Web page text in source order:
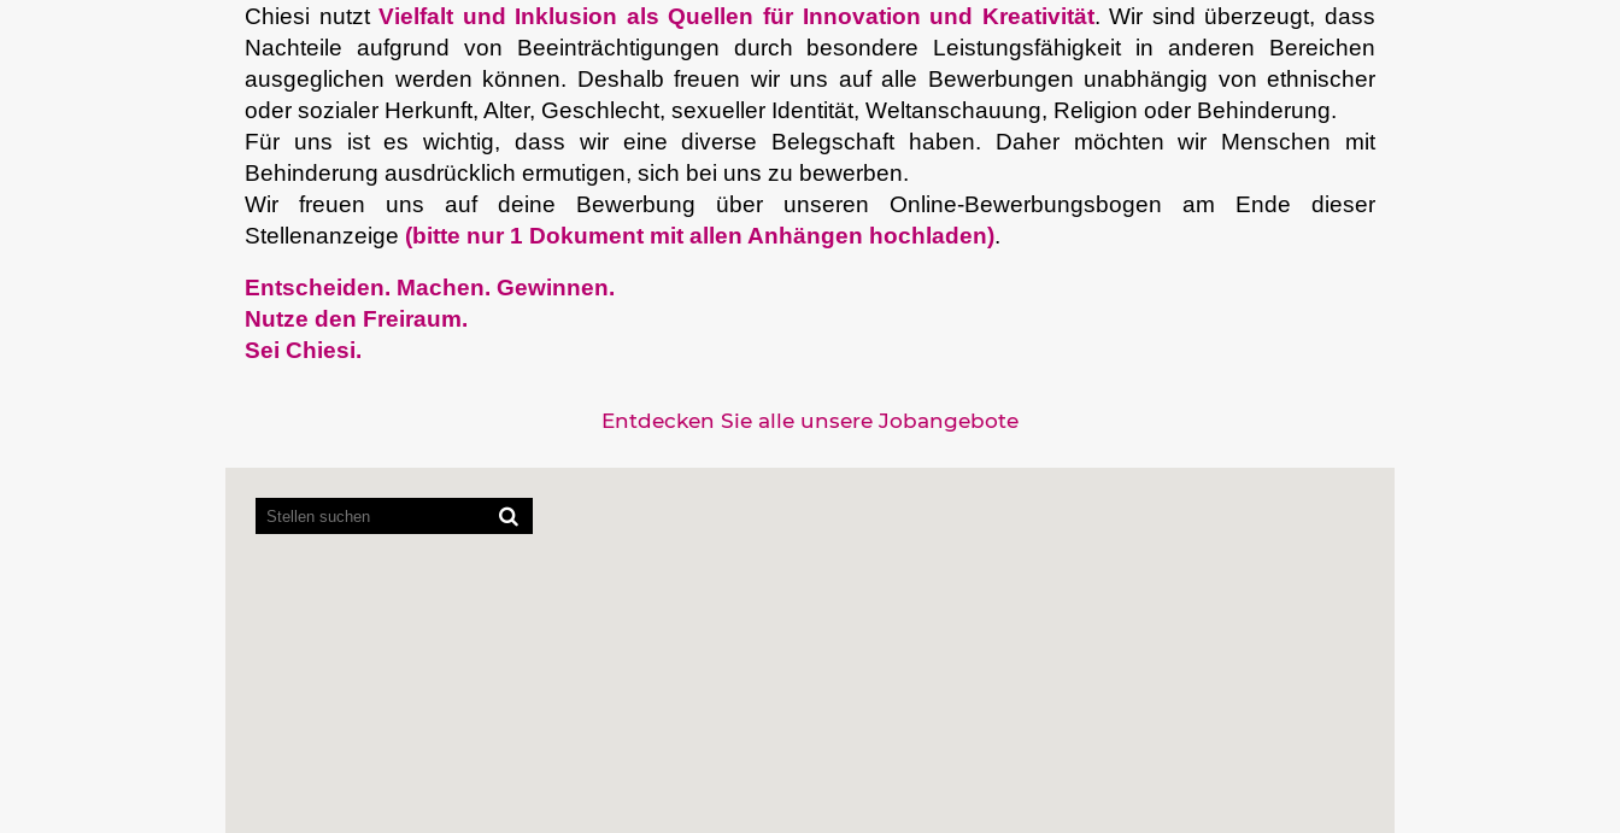
Chiesi nutztVielfalt und Inklusion als Quellen für Innovation und Kreativität. Wir sind überzeugt, dass
Nachteile aufgrund von Beeinträchtigungen durch besondere Leistungsfähigkeit in anderen Bereichen
ausgeglichen werden können. Deshalb freuen wir uns auf alle Bewerbungen unabhängig von ethnischer
oder sozialer Herkunft, Alter, Geschlecht, sexueller Identität, Weltanschauung, Religion oder Behinderung.
Für uns ist es wichtig, dass wir eine diverse Belegschaft haben. Daher möchten wir Menschen mit
Behinderung ausdrücklich ermutigen, sich bei uns zu bewerben.
Wir freuen uns auf deine Bewerbung über unseren Online-Bewerbungsbogen am Ende dieser
Stellenanzeige (bitte nur 1 Dokument mit allen Anhängen hochladen).
Entscheiden. Machen. Gewinnen.
Nutze den Freiraum.
Sei Chiesi.
Entdecken Sie alle unsere Jobangebote
können